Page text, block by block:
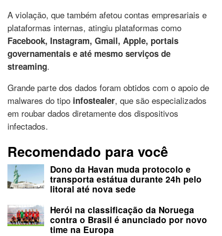
A violação, que também afetou contas empresariais e
plataformas internas, atingiu plataformas como
Facebook, Instagram, Gmail, Apple, portais
governamentais e até mesmo serviços de
streaming.
Grande parte dos dados foram obtidos com o apoio de
malwares do tipo infostealer, que são especializados
em roubar dados diretamente dos dispositivos
infectados.
Recomendado para você
Dono da Havan muda protocolo e
transporta estátua durante 24h pelo
litoral até nova sede
Herói na classificação da Noruega
contra o Brasil é anunciado por novo
time na Europa